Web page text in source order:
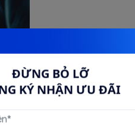
ĐỪNG BỎ LỠ
KÝ NHẬN ƯU ĐÃI